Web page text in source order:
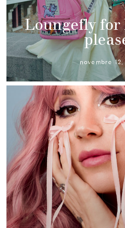
Loungefly for
novembre